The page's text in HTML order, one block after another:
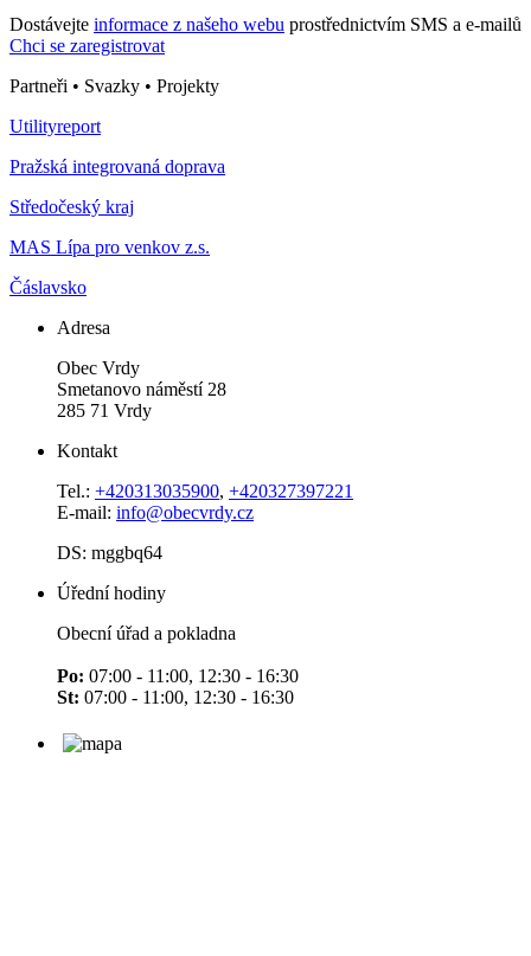
Dostávejte informace z našeho webu prostřednictvím SMS a e-mailů
Chci se zaregistrovat
Partneři • Svazky • Projekty
Utilityreport
Pražská integrovaná doprava
Středočeský kraj
MAS Lípa pro venkov z.s.
Čáslavsko
Adresa
Obec Vrdy
Smetanovo náměstí 28
285 71 Vrdy
Kontakt
Tel.: +420313035900, +420327397221
E-mail: info@obecvrdy.cz
DS: mggbq64
Úřední hodiny
Obecní úřad a pokladna
Po: 07:00 - 11:00, 12:30 - 16:30
St: 07:00 - 11:00, 12:30 - 16:30